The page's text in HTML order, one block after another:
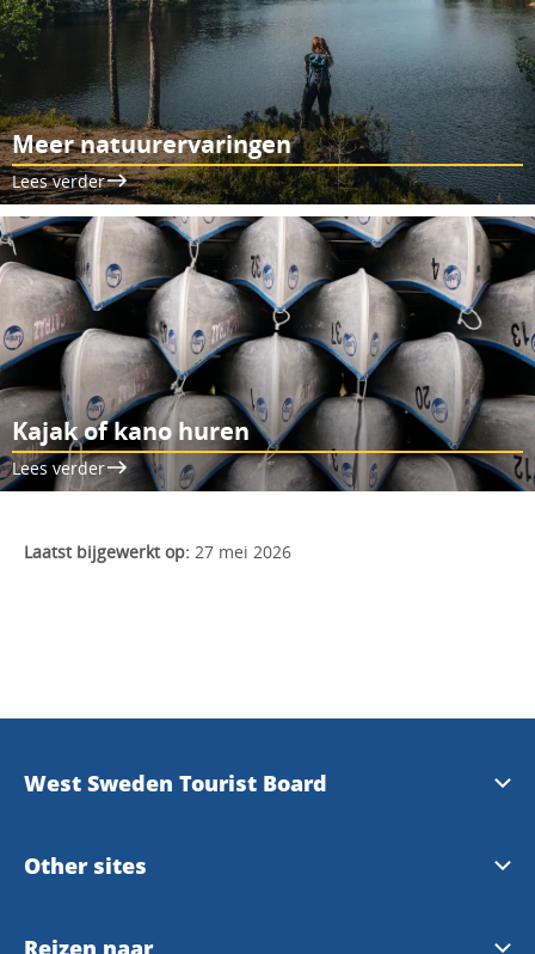
Meer natuurervaringen
Lees verder
Kajak of kano huren
Lees verder
Laatst bijgewerkt op: 27 mei 2026
West Sweden Tourist Board
Press information
Other sites
Meet the locals
Reizen naar